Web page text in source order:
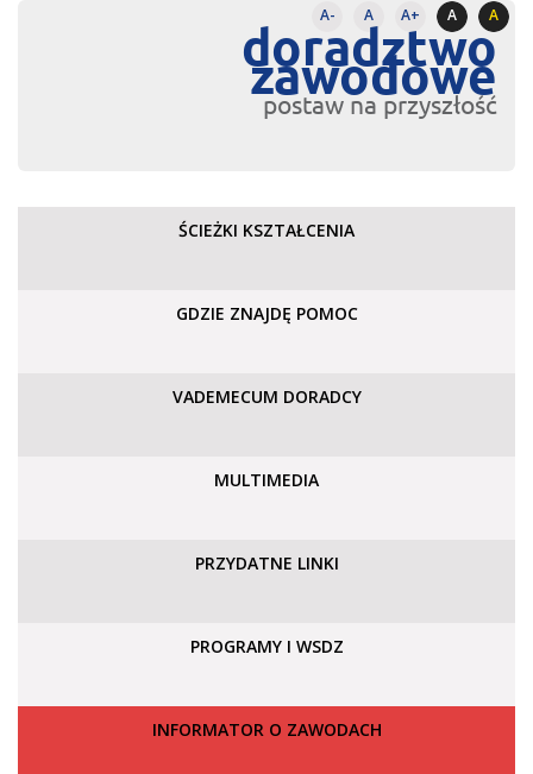
A- A A+ A A
doradztwo
zawodowe
postaw na przyszłość
ŚCIEŻKI KSZTAŁCENIA
GDZIE ZNAJDĘ POMOC
VADEMECUM DORADCY
MULTIMEDIA
PRZYDATNE LINKI
PROGRAMY I WSDZ
INFORMATOR O ZAWODACH